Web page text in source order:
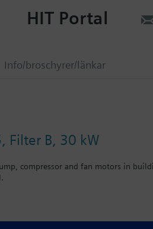
Info/broschyrer/länkar
HIT Portal
Filter B, 30 kW
compressor and fan motors in
och vid användning av IOP med 15 mm.